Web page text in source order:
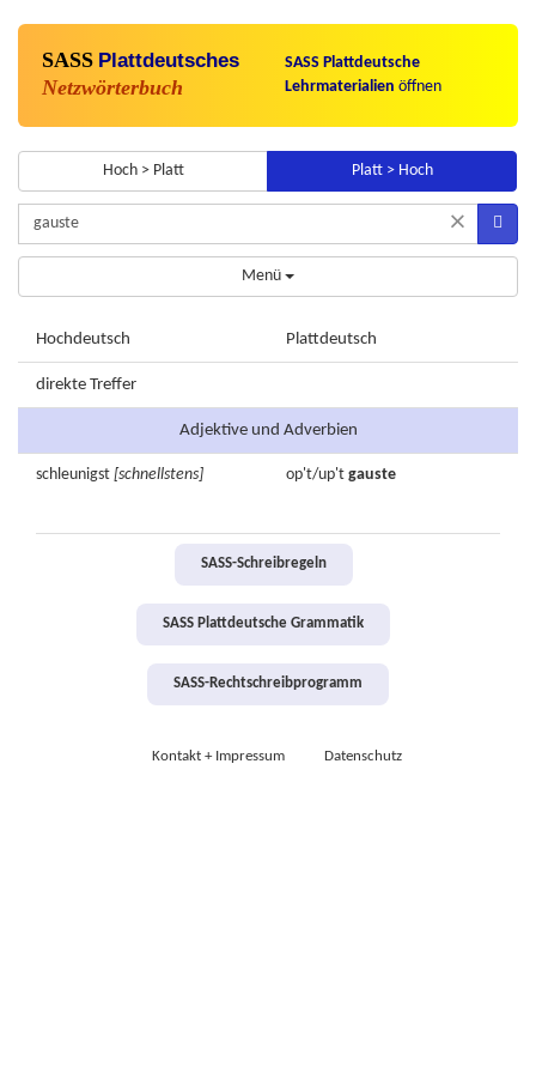
SASS Plattdeutsches
Netzwörterbuch
SASS Plattdeutsche
Lehrmaterialien öffnen
Hoch > Platt Platt > Hoch
×
Menü
Hochdeutsch Plattdeutsch
direkte Treffer
Adjektive und Adverbien
schleunigst [schnellstens] op't/up't gauste
SASS-Schreibregeln
SASS Plattdeutsche Grammatik
SASS-Rechtschreibprogramm
Kontakt + Impressum Datenschutz